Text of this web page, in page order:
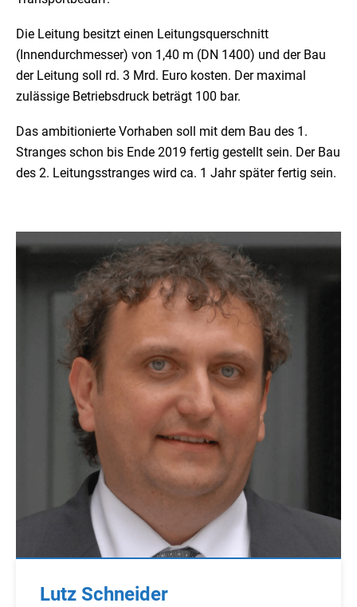
Die Leitung besitzt einen Leitungsquerschnitt
(Innendurchmesser) von 1,40 m (DN 1400) und der Bau
der Leitung soll rd. 3 Mrd. Euro kosten. Der maximal
zulässige Betriebsdruck beträgt 100 bar.
Das ambitionierte Vorhaben soll mit dem Bau des 1.
Stranges schon bis Ende 2019 fertig gestellt sein. Der Bau
des 2. Leitungsstranges wird ca. 1 Jahr später fertig sein.
Lutz Schneider